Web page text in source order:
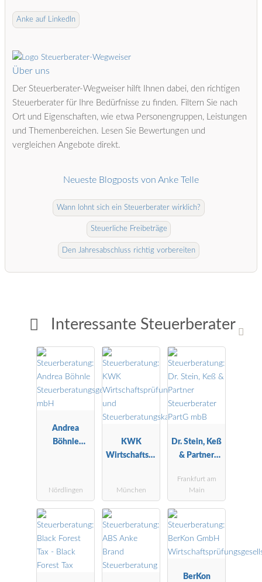
Interessante Steuerberater
Andrea
Böhnle
Nördlingen
KWK
Wirtschaftspr
München
Dr. Stein, Keß
& Partner
PartG mbB
Frankfurt am
Main
BerKon
Anke auf LinkedIn
Über uns
Der Steuerberater-Wegweiser hilft Ihnen dabei, den richtigen
Steuerberater für Ihre Bedürfnisse zu finden. Filtern Sie nach
Ort und Eigenschaften, wie etwa Personengruppen, Leistungen
und Themenbereichen. Lesen Sie Bewertungen und
vergleichen Angebote direkt.
Neueste Blogposts von Anke Telle
Wann lohnt sich ein Steuerberater wirklich?
Steuerliche Freibeträge
Den Jahresabschluss richtig vorbereiten